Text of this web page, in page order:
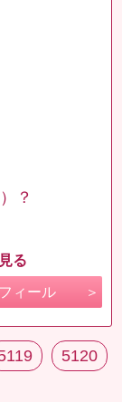
？
る
ィール
5120